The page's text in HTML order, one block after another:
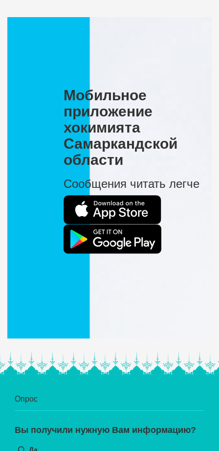
Мобильное
приложение
хокимията
Самаркандской
области
Сообщения читать легче
Опрос
Вы получили нужную Вам информацию?
Да